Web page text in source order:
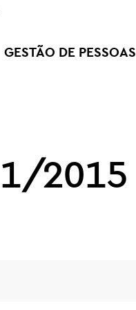
GESTÃO DE PESSOAS
2015